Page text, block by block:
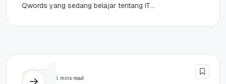
Qwords yang sedang belajar tentang IT
dalam...
5 mins read